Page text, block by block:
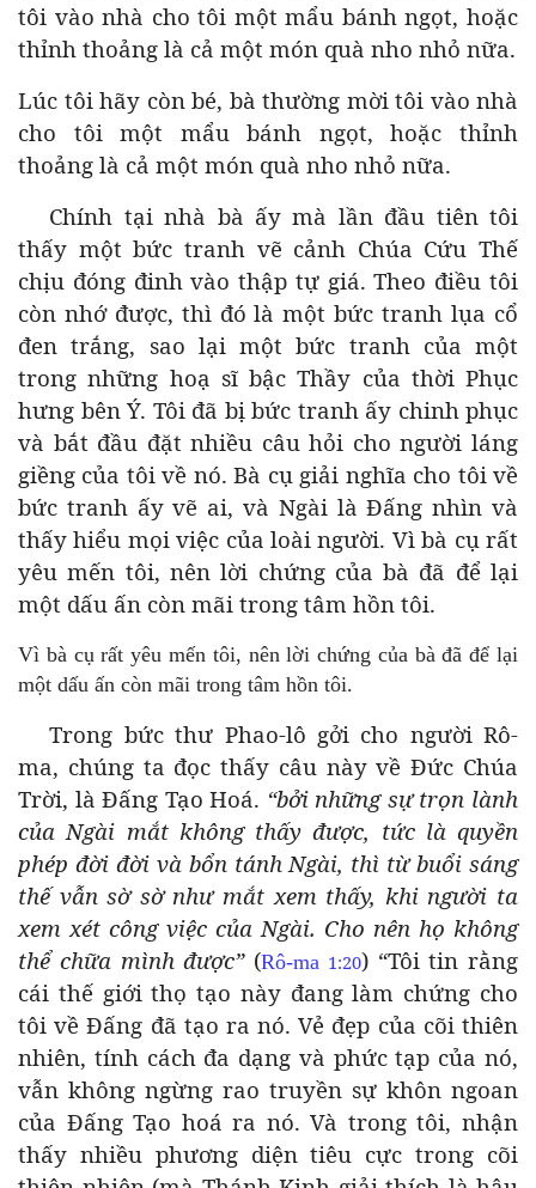
tôi vào nhà cho tôi một mẩu bánh ngọt, hoặc
thỉnh thoảng là cả một món quà nho nhỏ nữa.
Lúc tôi hãy còn bé, bà thường mời tôi vào nhà
cho tôi một mẩu bánh ngọt, hoặc thỉnh
thoảng là cả một món quà nho nhỏ nữa.
Chính tại nhà bà ấy mà lần đầu tiên tôi
thấy một bức tranh vẽ cảnh Chúa Cứu Thế
chịu đóng đinh vào thập tự giá. Theo điều tôi
còn nhớ được, thì đó là một bức tranh lụa cổ
đen trắng, sao lại một bức tranh của một
trong những hoạ sĩ bậc Thầy của thời Phục
hưng bên Ý. Tôi đã bị bức tranh ấy chinh phục
và bắt đầu đặt nhiều câu hỏi cho người láng
giềng của tôi về nó. Bà cụ giải nghĩa cho tôi về
bức tranh ấy vẽ ai, và Ngài là Đấng nhìn và
thấy hiểu mọi việc của loài người. Vì bà cụ rất
yêu mến tôi, nên lời chứng của bà đã để lại
một dấu ấn còn mãi trong tâm hồn tôi.
Vì bà cụ rất yêu mến tôi, nên lời chứng của bà đã để lại
một dấu ấn còn mãi trong tâm hồn tôi.
Trong bức thư Phao-lô gởi cho người Rô-
ma, chúng ta đọc thấy câu này về Đức Chúa
Trời, là Đấng Tạo Hoá. “bởi những sự trọn lành
của Ngài mắt không thấy được, tức là quyền
phép đời đời và bổn tánh Ngài, thì từ buổi sáng
thế vẫn sờ sờ như mắt xem thấy, khi người ta
xem xét công việc của Ngài. Cho nên họ không
thể chữa mình được”(Rô-ma 1:20) “Tôi tin rằng
cái thế giới thọ tạo này đang làm chứng cho
tôi về Đấng đã tạo ra nó. Vẻ đẹp của cõi thiên
nhiên, tính cách đa dạng và phức tạp của nó,
vẫn không ngừng rao truyền sự khôn ngoan
của Đấng Tạo hoá ra nó. Và trong tôi, nhận
thấy nhiều phương diện tiêu cực trong cõi